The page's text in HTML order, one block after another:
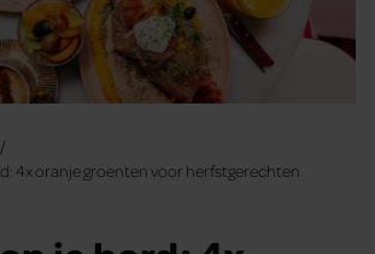
4x oranje groenten voor herfstgerechten